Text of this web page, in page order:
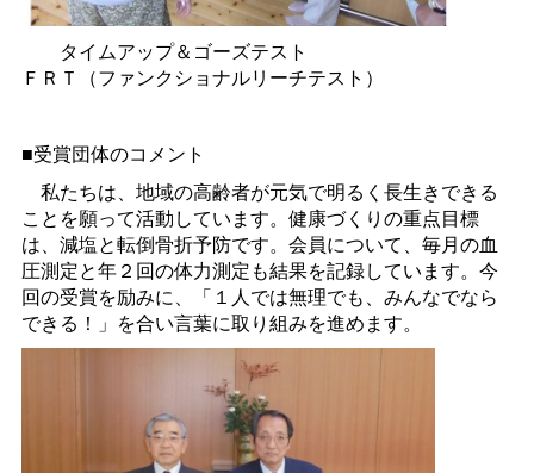
タイムアップ＆ゴーズテスト
ＦＲＴ（ファンクショナルリーチテスト）
■受賞団体のコメント
私たちは、地域の高齢者が元気で明るく長生きできる
ことを願って活動しています。健康づくりの重点目標
は、減塩と転倒骨折予防です。会員について、毎月の血
圧測定と年２回の体力測定も結果を記録しています。今
回の受賞を励みに、「１人では無理でも、みんなでなら
できる！」を合い言葉に取り組みを進めます。